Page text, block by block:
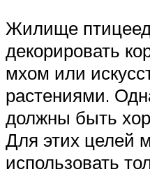
Жилище
декорировать
мхом или
растениями.
должны быть
Для этих целей
использовать